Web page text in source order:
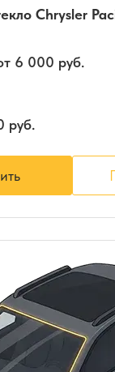
Chrysler
6 000 руб.
руб.